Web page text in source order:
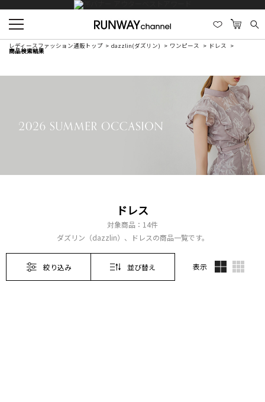
レディースファッション通販トップ dazzlin(ダズリン) ワンピース ドレス
商品検索結果
ドレス
対象商品： 14件
ダズリン（dazzlin）、ドレスの商品一覧です。
絞り込み 並び替え 表示